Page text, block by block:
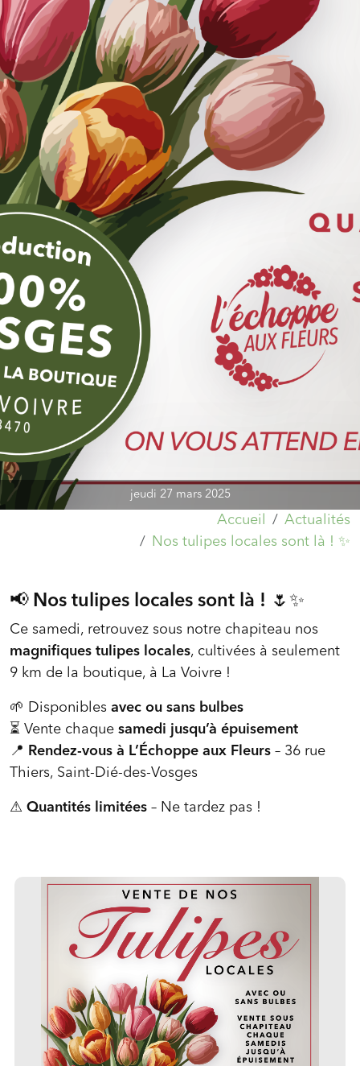
jeudi 27 mars 2025
Accueil
Actualités
Nos tulipes locales sont là ! ✨
📢 Nos tulipes locales sont là ! 🌷✨
Ce samedi, retrouvez sous notre chapiteau nos
magnifiques tulipes locales, cultivées à seulement
9 km de la boutique, à La Voivre !
🌱 Disponibles avec ou sans bulbes
⏳ Vente chaque samedi jusqu’à épuisement
📍 Rendez-vous à L’Échoppe aux Fleurs – 36 rue
Thiers, Saint-Dié-des-Vosges
⚠ Quantités limitées – Ne tardez pas !